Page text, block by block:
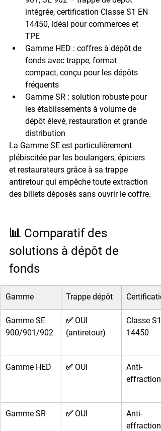
intégrée, certification Classe S1 EN
14450, idéal pour commerces et
TPE
Gamme HED : coffres à dépôt de
fonds avec trappe, format
compact, conçu pour les dépôts
fréquents
Gamme SR : solution robuste pour
les établissements à volume de
dépôt élevé, restauration et grande
distribution
La Gamme SE est particulièrement
plébiscitée par les boulangers, épiciers
et restaurateurs grâce à sa trappe
antiretour qui empêche toute extraction
des billets déposés sans ouvrir le coffre.
📊 Comparatif des
solutions à dépôt de
fonds
Gamme Trappe dépôt
Gamme SE
900/901/902
✅ OUI
(antiretour)
Classe S1
14450
Gamme HED ✅ OUI
Anti-
effraction
Gamme SR ✅ OUI
Anti-
effraction